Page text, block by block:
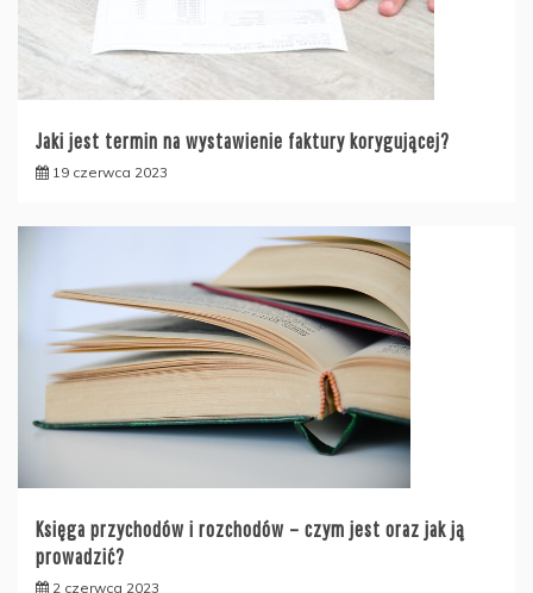
Jaki jest termin na wystawienie faktury korygującej?
19 czerwca 2023
Księga przychodów i rozchodów – czym jest oraz jak ją
prowadzić?
2 czerwca 2023